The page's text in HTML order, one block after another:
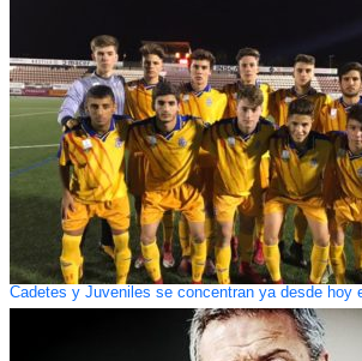
Cadetes y Juveniles se concentran ya desde hoy